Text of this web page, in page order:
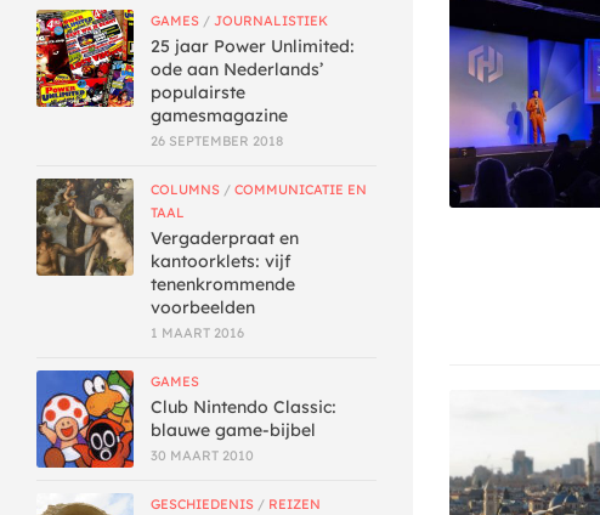
GAMES / JOURNALISTIEK
25 jaar Power Unlimited:
ode aan Nederlands’
populairste
gamesmagazine
26 SEPTEMBER 2018
COLUMNS / COMMUNICATIE EN
TAAL
Vergaderpraat en
kantoorklets: vijf
tenenkrommende
voorbeelden
1 MAART 2016
GAMES
Club Nintendo Classic:
blauwe game-bijbel
30 MAART 2010
GESCHIEDENIS / REIZEN